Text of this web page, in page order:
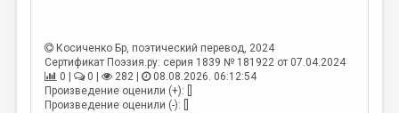
Косиченко Бр, поэтический перевод, 2024
Сертификат Поэзия.ру: серия 1839 № 181922 от 07.04.2024
0 |
0 | 282 |
08.08.2026. 06:12:54
Произведение оценили (+): []
Произведение оценили (-): []